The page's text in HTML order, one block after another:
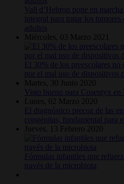
Vall d’Hebron pone en
integral para tratar los
adultos
Miércoles, 03 Marzo 2021
El 30% de los preescolares no
por el mal uso de dispositivos
Martes, 30 Junio 2020
Visto bueno para Cosentyx en
Lunes, 02 Marzo 2020
El diagnóstico precoz de las
congénitas, fundamental para
Jueves, 13 Febrero 2020
Fórmulas infantiles que
través de la microbiota